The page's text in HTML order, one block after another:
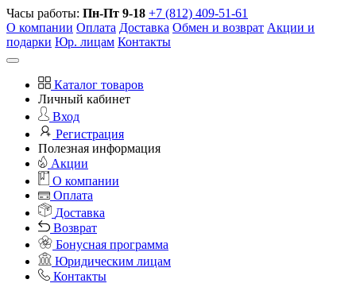
Часы работы: Пн-Пт 9-18 +7 (812) 409-51-61
О компании Оплата Доставка Обмен и возврат Акции и
подарки Юр. лицам Контакты
Каталог товаров
Личный кабинет
Вход
Регистрация
Полезная информация
Акции
О компании
Оплата
Доставка
Возврат
Бонусная программа
Юридическим лицам
Контакты